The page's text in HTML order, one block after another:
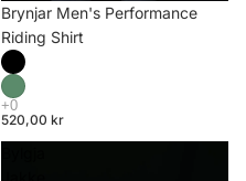
Brynjar Men's Performance
Riding Shirt
520,00 kr